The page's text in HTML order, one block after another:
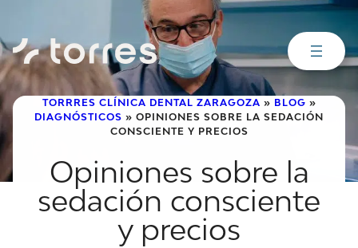
contenido
TORRRES CLÍNICA DENTAL ZARAGOZA » BLOG »
DIAGNÓSTICOS » OPINIONES SOBRE LA SEDACIÓN
CONSCIENTE Y PRECIOS
Opiniones sobre la
sedación consciente
y precios